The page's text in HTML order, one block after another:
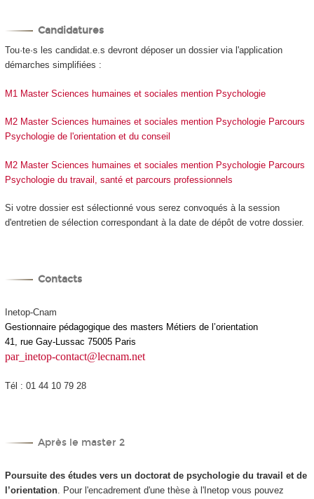
Candidatures
Tou·te·s les candidat.e.s devront déposer un dossier via l'application
démarches simplifiées :
M1 Master Sciences humaines et sociales mention Psychologie
M2 Master Sciences humaines et sociales mention Psychologie Parcours
Psychologie de l'orientation et du conseil
M2 Master Sciences humaines et sociales mention Psychologie Parcours
Psychologie du travail, santé et parcours professionnels
Si votre dossier est sélectionné vous serez convoqués à la session
d'entretien de sélection correspondant à la date de dépôt de votre dossier.
Contacts
Inetop-Cnam
Gestionnaire pédagogique des masters Métiers de l’orientation
41, rue Gay-Lussac 75005 Paris
par_inetop-contact@lecnam.net
Tél : 01 44 10 79 28
Après le master 2
Poursuite des études vers un doctorat de psychologie du travail et de
l’orientation. Pour l'encadrement d'une thèse à l'Inetop vous pouvez